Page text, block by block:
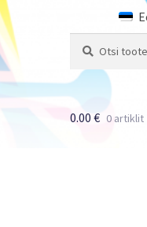
0.00€ 0 artiklit